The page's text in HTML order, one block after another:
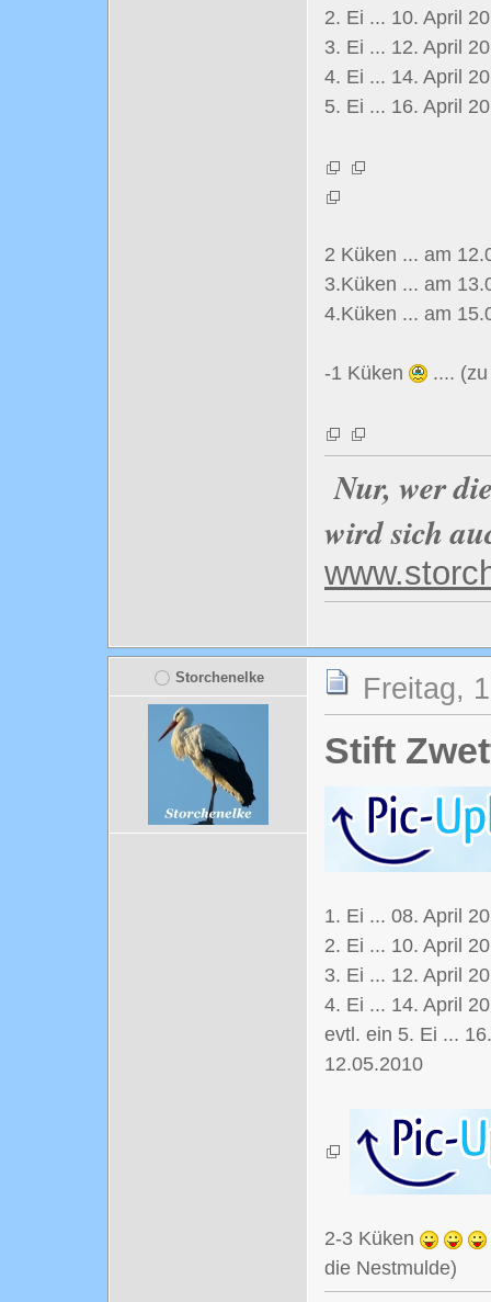
2. Ei ... 10. April
3. Ei ... 12. April
4. Ei ... 14. April
5. Ei ... 16. April
2 Küken ... am
3.Küken ... am
4.Küken ... am
-1 Küken ....
Nur, wer
wird sich
Storchenelke Freitag,
Stift
1. Ei ... 08. April
2. Ei ... 10. April
3. Ei ... 12. April
4. Ei ... 14. April
evtl. ein 5. Ei ...
12.05.2010
2-3 Küken
die Nestmulde)